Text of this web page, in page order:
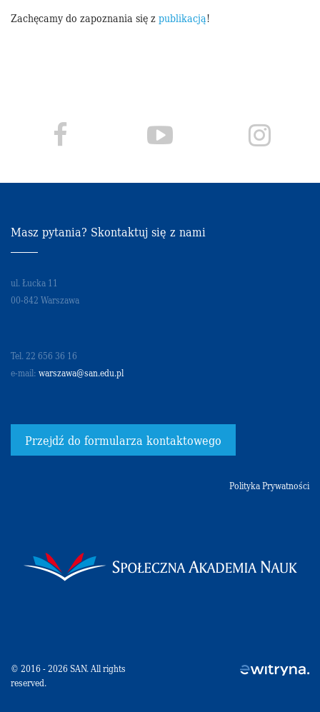
Zachęcamy do zapoznania się zpublikacją!
Masz pytania? Skontaktuj się z nami
ul. Łucka 11
00-842 Warszawa
Tel. 22 656 36 16
e-mail: warszawa@san.edu.pl
Przejdź do formularza kontaktowego
Polityka Prywatności
© 2016 - 2026 SAN. All rights
reserved.